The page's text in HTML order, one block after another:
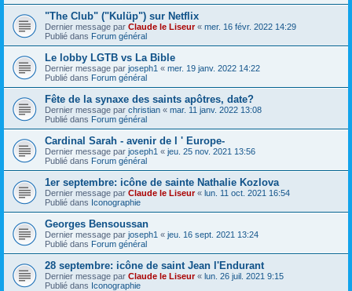
"The Club" ("Kulüp") sur Netflix
Dernier message par Claude le Liseur« mer. 16 févr. 2022 14:29
Publié dans Forum général
Le lobby LGTB vs La Bible
Dernier message par joseph1 « mer. 19 janv. 2022 14:22
Publié dans Forum général
Fête de la synaxe des saints apôtres, date?
Dernier message par christian « mar. 11 janv. 2022 13:08
Publié dans Forum général
Cardinal Sarah - avenir de l ' Europe-
Dernier message par joseph1 « jeu. 25 nov. 2021 13:56
Publié dans Forum général
1er septembre: icône de sainte Nathalie Kozlova
Dernier message par Claude le Liseur« lun. 11 oct. 2021 16:54
Publié dans Iconographie
Georges Bensoussan
Dernier message par joseph1 « jeu. 16 sept. 2021 13:24
Publié dans Forum général
28 septembre: icône de saint Jean l'Endurant
Dernier message par Claude le Liseur« lun. 26 juil. 2021 9:15
Publié dans Iconographie